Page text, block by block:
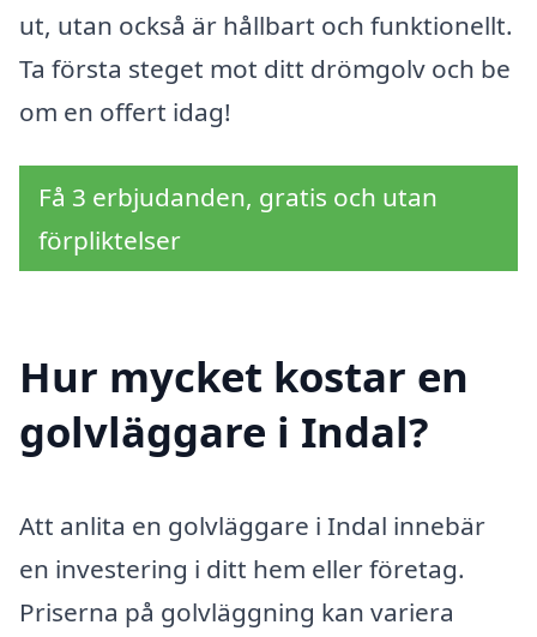
ut, utan också är hållbart och funktionellt.
Ta första steget mot ditt drömgolv och be
om en offert idag!
Få 3 erbjudanden, gratis och utan
förpliktelser
Hur mycket kostar en
golvläggare i Indal?
Att anlita en golvläggare i Indal innebär
en investering i ditt hem eller företag.
Priserna på golvläggning kan variera